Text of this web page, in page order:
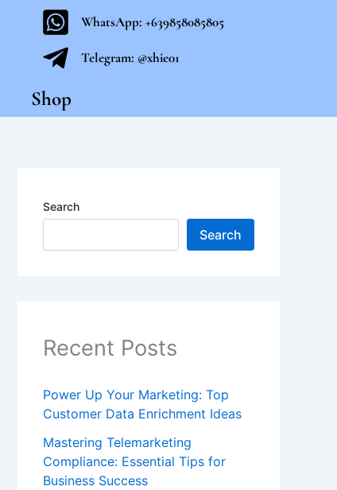
WhatsApp: +639858085805
Telegram: @xhie01
Shop
Search
Search
Recent Posts
Power Up Your Marketing: Top
Customer Data Enrichment Ideas
Mastering Telemarketing
Compliance: Essential Tips for
Business Success